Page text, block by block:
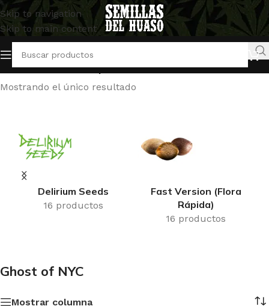
Skip to navigation
Skip to main content
Inicio/Productos etiquetados “Ghost of NYC”
Mostrando el único resultado
Delirium Seeds
16 productos
Fast Version (Flora
Rápida)
16 productos
Ghost of NYC
Mostrar columna